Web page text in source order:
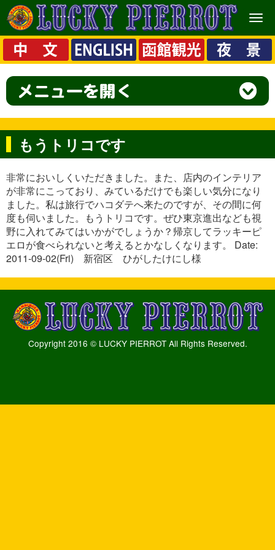
メ
ニ
ュ
ー
もうトリコです
非常においしくいただきました。また、店内のインテリア
が非常にこっており、みているだけでも楽しい気分になり
ました。私は旅行でハコダテへ来たのですが、その間に何
度も伺いました。もうトリコです。ぜひ東京進出なども視
野に入れてみてはいかがでしょうか？帰京してラッキーピ
エロが食べられないと考えるとかなしくなります。 Date:
2011-09-02(Fri) 新宿区 ひがしたけにし様
Copyright 2016 © LUCKY PIERROT All Rights Reserved.